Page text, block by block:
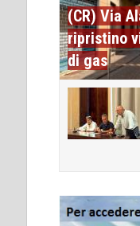
(CR) Via
ripristino
di gas